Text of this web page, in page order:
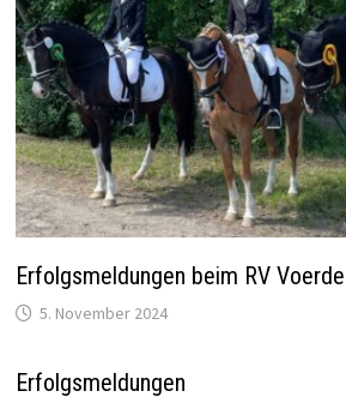
Erfolgsmeldungen beim RV Voerde
5. November 2024
Erfolgsmeldungen